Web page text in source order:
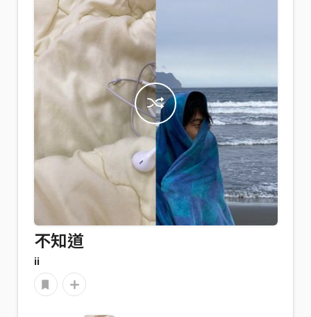
不知道
ii